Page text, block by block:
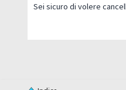
Sei sicuro di volere